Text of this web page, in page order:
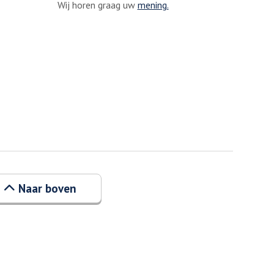
Wij horen graag uw mening.
Naar boven